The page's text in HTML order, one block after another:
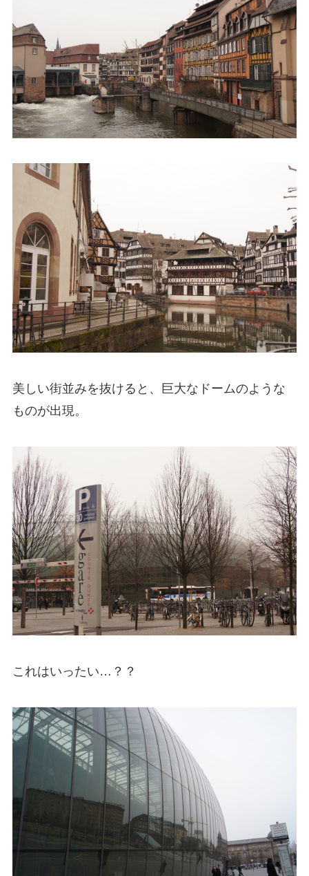
美しい街並みを抜けると、巨大なドームのような
ものが出現。
これはいったい…？？